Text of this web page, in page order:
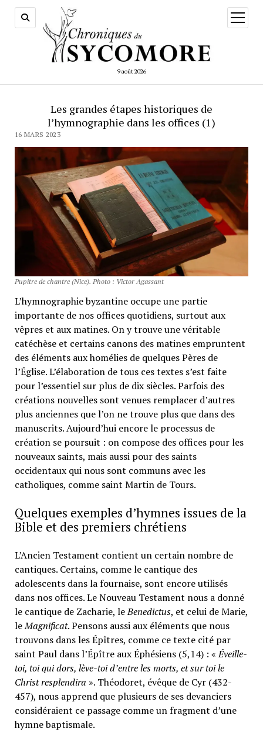
9 août 2026
ouvrir
menu
Les grandes étapes historiques de
l’hymnographie dans les offices (1)
16 MARS 2023
Pupitre de chantre (Nice). Photo : Victor Agassant
L’hymnographie byzantine occupe une partie
importante de nos offices quotidiens, surtout aux
vêpres et aux matines. On y trouve une véritable
catéchèse et certains canons des matines empruntent
des éléments aux homélies de quelques Pères de
l’Église. L’élaboration de tous ces textes s’est faite
pour l’essentiel sur plus de dix siècles. Parfois des
créations nouvelles sont venues remplacer d’autres
plus anciennes que l’on ne trouve plus que dans des
manuscrits. Aujourd’hui encore le processus de
création se poursuit : on compose des offices pour les
nouveaux saints, mais aussi pour des saints
occidentaux qui nous sont communs avec les
catholiques, comme saint Martin de Tours.
Quelques exemples d’hymnes issues de la
Bible et des premiers chrétiens
L’Ancien Testament contient un certain nombre de
cantiques. Certains, comme le cantique des
adolescents dans la fournaise, sont encore utilisés
dans nos offices. Le Nouveau Testament nous a donné
le cantique de Zacharie, leBenedictus, et celui de Marie,
leMagnificat. Pensons aussi aux éléments que nous
trouvons dans les Épîtres, comme ce texte cité par
saint Paul dans l’Épître aux Éphésiens (5,14) : «Éveille-
toi, toi qui dors, lève-toi d’entre les morts, et sur toi le
Christ resplendira ». Théodoret, évêque de Cyr (432-
457), nous apprend que plusieurs de ses devanciers
considéraient ce passage comme un fragment d’une
hymne baptismale.